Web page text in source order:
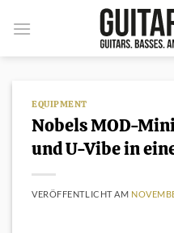
Inhalt
EQUIPMENT
Nobels MOD-
und U-Vibe in
VERÖFFENTLICHT AM